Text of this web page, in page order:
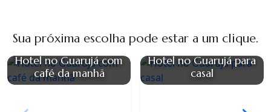
Sua próxima escolha pode estar a um clique.
Hotel no Guarujá com
café da manhã
Hotel no Guarujá para
casal